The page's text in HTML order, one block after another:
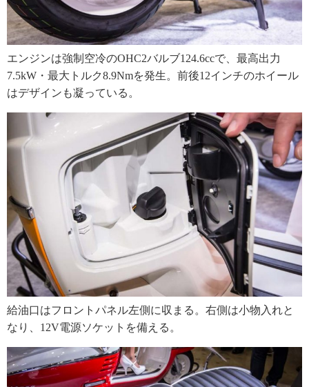
エンジンは強制空冷のOHC2バルブ124.6ccで、最高出力
7.5kW・最大トルク8.9Nmを発生。前後12インチのホイール
はデザインも凝っている。
給油口はフロントパネル左側に収まる。右側は小物入れと
なり、12V電源ソケットを備える。